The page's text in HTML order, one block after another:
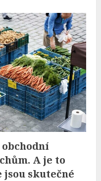
A je to
jsou skutečné